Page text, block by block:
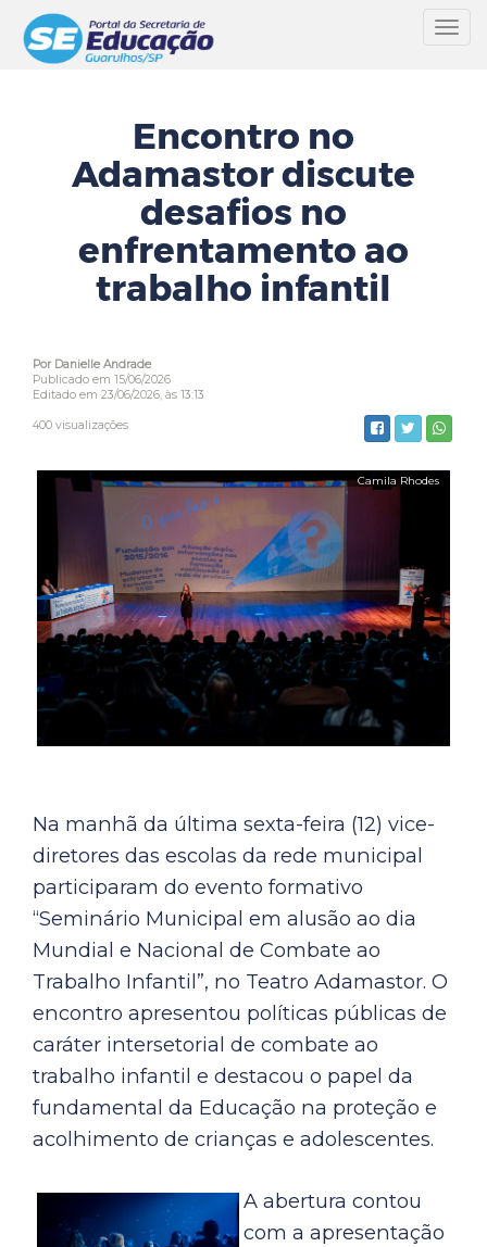
Encontro no
Adamastor discute
desafios no
enfrentamento ao
trabalho infantil
Por Danielle Andrade
Publicado em 15/06/2026
Editado em 23/06/2026, às 13:13
400 visualizações
Na manhã da última sexta-feira (12) vice-
diretores das escolas da rede municipal
participaram do evento formativo
“Seminário Municipal em alusão ao dia
Mundial e Nacional de Combate ao
Trabalho Infantil”, no Teatro Adamastor. O
encontro apresentou políticas públicas de
caráter intersetorial de combate ao
trabalho infantil e destacou o papel da
fundamental da Educação na proteção e
acolhimento de crianças e adolescentes.
A abertura contou
com a apresentação